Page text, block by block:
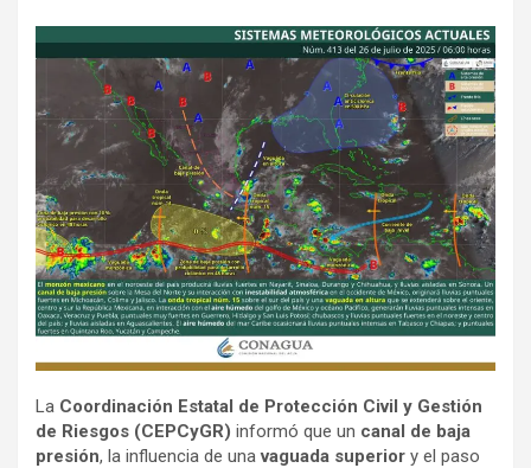
La Coordinación Estatal de Protección Civil y Gestión
de Riesgos (CEPCyGR) informó que un canal de baja
presión, la influencia de unavaguada superior y el paso